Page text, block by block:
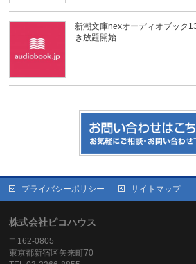
新潮文庫nexオーディオブック
き放題開始
プライバシーポリシー サイトマップ
株式会社ピコハウス
〒162-0805
東京都新宿区矢来町70